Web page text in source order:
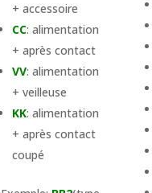
+ accessoire
CC: alimentation
+ après contact
VV: alimentation
+ veilleuse
KK: alimentation
+ après contact
coupé